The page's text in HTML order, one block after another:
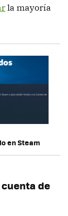
la mayoría
en Steam
de